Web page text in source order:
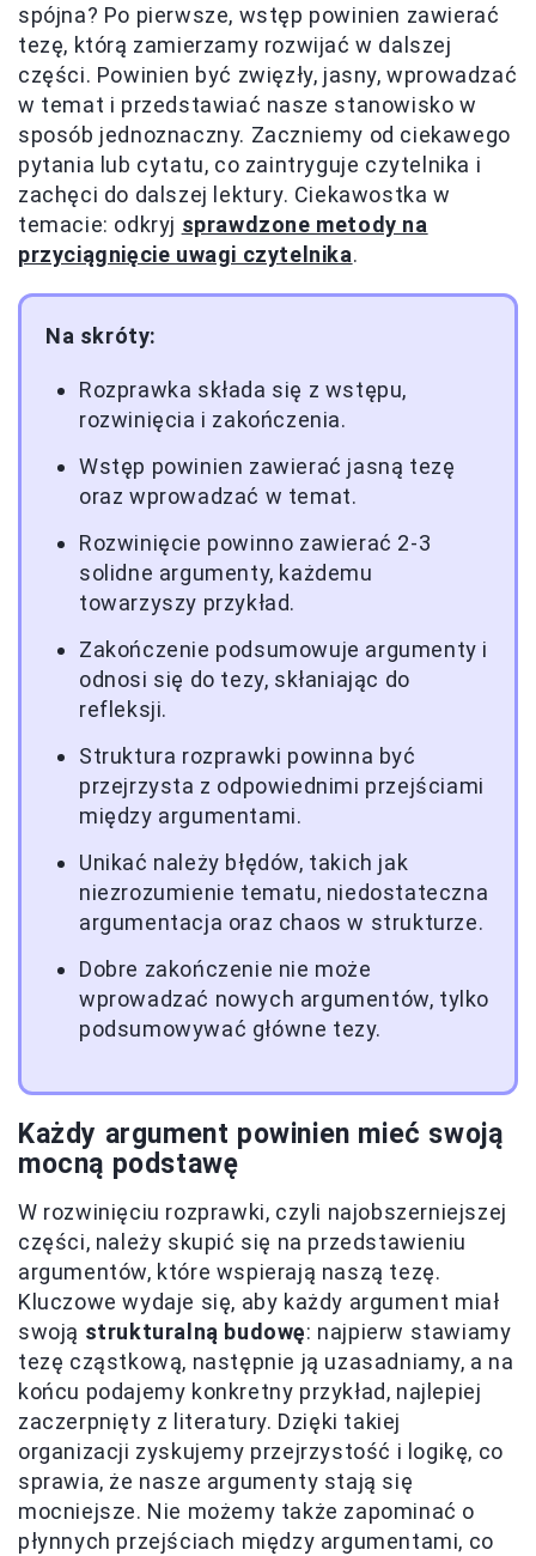
spójna? Po pierwsze, wstęp powinien zawierać
tezę, którą zamierzamy rozwijać w dalszej
części. Powinien być zwięzły, jasny, wprowadzać
w temat i przedstawiać nasze stanowisko w
sposób jednoznaczny. Zaczniemy od ciekawego
pytania lub cytatu, co zaintryguje czytelnika i
zachęci do dalszej lektury. Ciekawostka w
temacie: odkryj sprawdzone metody na
przyciągnięcie uwagi czytelnika.
Na skróty:
Rozprawka składa się z wstępu,
rozwinięcia i zakończenia.
Wstęp powinien zawierać jasną tezę
oraz wprowadzać w temat.
Rozwinięcie powinno zawierać 2-3
solidne argumenty, każdemu
towarzyszy przykład.
Zakończenie podsumowuje argumenty i
odnosi się do tezy, skłaniając do
refleksji.
Struktura rozprawki powinna być
przejrzysta z odpowiednimi przejściami
między argumentami.
Unikać należy błędów, takich jak
niezrozumienie tematu, niedostateczna
argumentacja oraz chaos w strukturze.
Dobre zakończenie nie może
wprowadzać nowych argumentów, tylko
podsumowywać główne tezy.
Każdy argument powinien mieć swoją
mocną podstawę
W rozwinięciu rozprawki, czyli najobszerniejszej
części, należy skupić się na przedstawieniu
argumentów, które wspierają naszą tezę.
Kluczowe wydaje się, aby każdy argument miał
swoją strukturalną budowę: najpierw stawiamy
tezę cząstkową, następnie ją uzasadniamy, a na
końcu podajemy konkretny przykład, najlepiej
zaczerpnięty z literatury. Dzięki takiej
organizacji zyskujemy przejrzystość i logikę, co
sprawia, że nasze argumenty stają się
mocniejsze. Nie możemy także zapominać o
płynnych przejściach między argumentami, co